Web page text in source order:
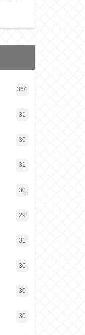
364
31
30
31
30
29
31
30
30
30